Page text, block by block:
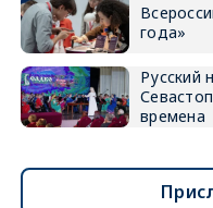
года»
Русский
времена